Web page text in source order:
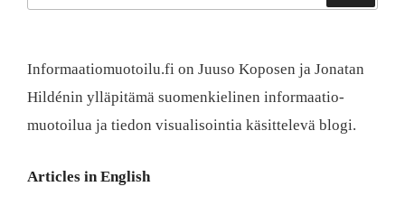
Informaatiomuotoilu.fi on Juuso Koposen ja Jonatan
Hildénin ylläpitämä suomen­kielinen informaatio­
muotoilua ja tiedon visualisointia käsittelevä blogi.
Articles in English